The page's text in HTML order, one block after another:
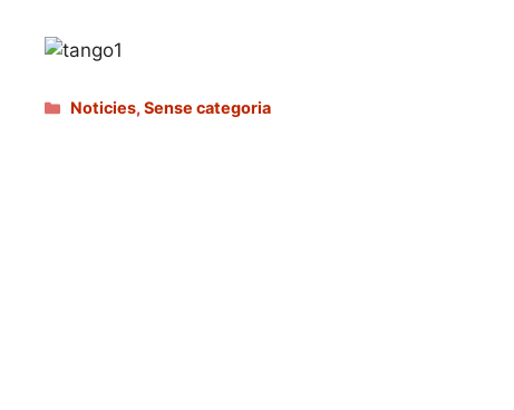
Categories
Noticies,Sense categoria